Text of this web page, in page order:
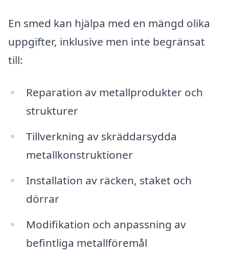
En smed kan hjälpa med en mängd olika
uppgifter, inklusive men inte begränsat
till:
Reparation av metallprodukter och
strukturer
Tillverkning av skräddarsydda
metallkonstruktioner
Installation av räcken, staket och
dörrar
Modifikation och anpassning av
befintliga metallföremål